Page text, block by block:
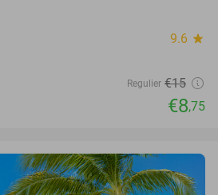
9.6 star
Regulier €15
€8,75